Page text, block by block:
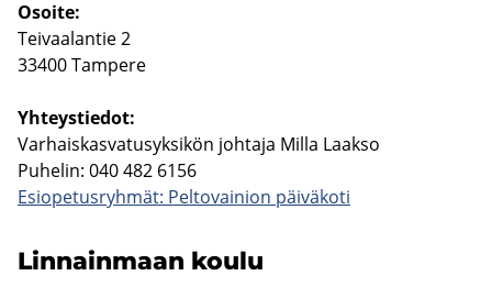
Osoi­te:
Tei­vaa­lan­tie 2
33400 Tam­pe­re
Yh­teys­tie­dot:
Var­hais­kas­va­tusyk­si­kön joh­ta­ja Milla Laak­so
Pu­he­lin: 040 482 6156
Esio­pe­tus­ryh­mät: Pel­to­vai­nion päi­vä­ko­ti
Lin­nain­maan koulu